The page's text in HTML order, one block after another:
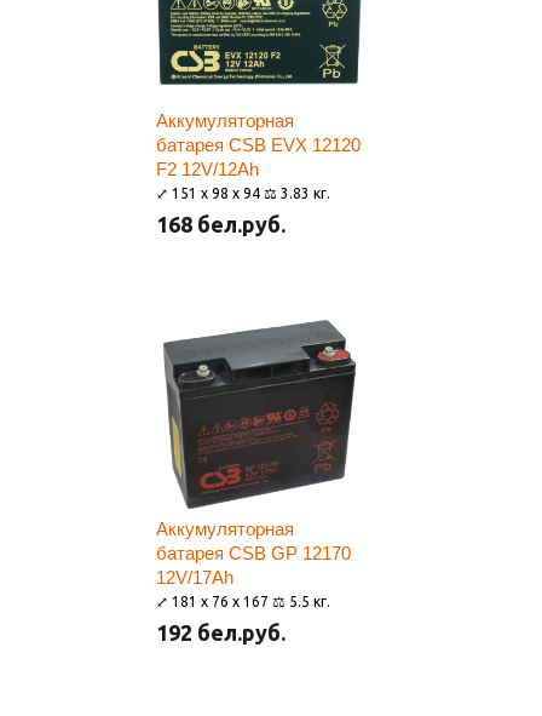
Аккумуляторная
батарея CSB EVX 12120
F2 12V/12Ah
⤢ 151 x 98 x 94 ⚖ 3.83 кг.
168 бел.руб.
Аккумуляторная
батарея CSB GP 12170
12V/17Ah
⤢ 181 x 76 x 167 ⚖ 5.5 кг.
192 бел.руб.